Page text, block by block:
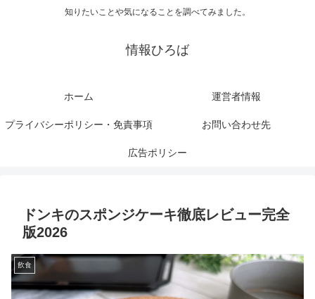
知りたいことや気になることを調べてみました。
情報ひろば
ホーム 運営者情報
プライバシーポリシー・免責事項 お問い合わせ先
広告ポリシー
ドンキのスポンジケーキ徹底レビュー完全
版2026
飲食